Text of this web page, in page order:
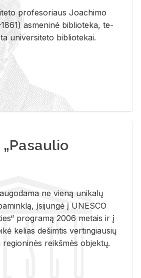
pro­fe­so­riaus Jo­a­chi­mo
as­me­ni­nė bi­b­lio­te­ka, te­
uni­ver­si­te­to bi­b­lio­te­kai.
„Pasaulio
ne vieną unikalų
įsijungė į UNESCO
programą 2006 metais ir į
kelias dešimtis vertingiausių
reikšmės objektų.